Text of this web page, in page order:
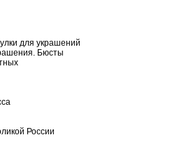
для украшений
Бюсты
России